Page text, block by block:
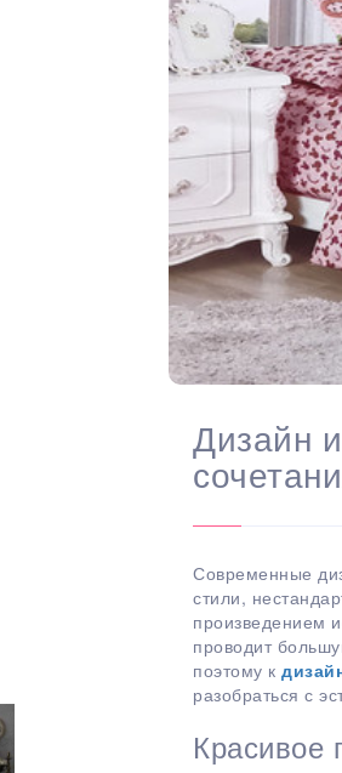
Дизайн
Современные
стили,
произведением
проводит
поэтому к
разобраться с
Красивое